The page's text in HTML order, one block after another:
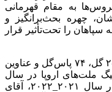
۲۰۲۱ هم با خروس‌ها به مقام قهرمانی
چهره بحث‌برانگیز و
را تحت‌تأثیر قرار
با آمار جذاب ۵۱۳ بازی، ۲۵۹ گل، ۷۴ پاس‌گل و عناوین
ملت‌های اروپا در سال
۲۰۲۱، آقای گلی جام حذفی فرانسه در سال ۲۰۲۱_۲۰۲۲، آقای